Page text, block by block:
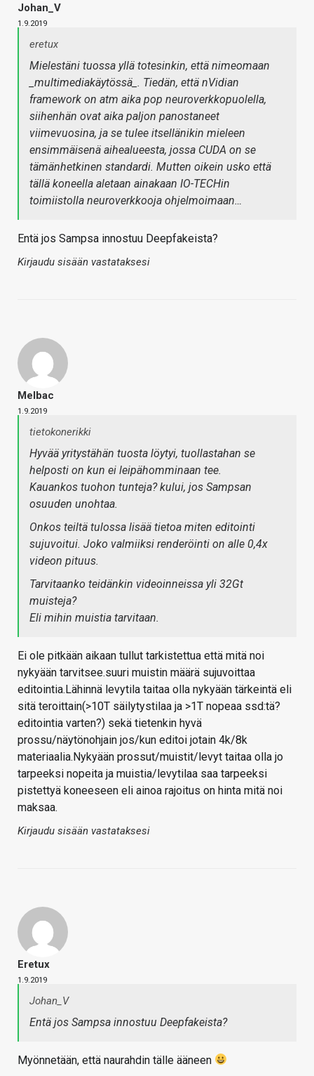
Johan_V
1.9.2019
eretux
Mielestäni tuossa yllä totesinkin, että nimeomaan
_multimediakäytössä_. Tiedän, että nVidian
framework on atm aika pop neuroverkkopuolella,
siihenhän ovat aika paljon panostaneet
viimevuosina, ja se tulee itsellänikin mieleen
ensimmäisenä aihealueesta, jossa CUDA on se
tämänhetkinen standardi. Mutten oikein usko että
tällä koneella aletaan ainakaan IO-TECHin
toimiistolla neuroverkkooja ohjelmoimaan…
Entä jos Sampsa innostuu Deepfakeista?
Kirjaudu sisään vastataksesi
Melbac
1.9.2019
tietokonerikki
Hyvää yritystähän tuosta löytyi, tuollastahan se
helposti on kun ei leipähomminaan tee.
Kauankos tuohon tunteja? kului, jos Sampsan
osuuden unohtaa.
Onkos teiltä tulossa lisää tietoa miten editointi
sujuvoitui. Joko valmiiksi renderöinti on alle 0,4x
videon pituus.
Tarvitaanko teidänkin videoinneissa yli 32Gt
muisteja?
Eli mihin muistia tarvitaan.
Ei ole pitkään aikaan tullut tarkistettua että mitä noi
nykyään tarvitsee.suuri muistin määrä sujuvoittaa
editointia.Lähinnä levytila taitaa olla nykyään tärkeintä eli
sitä teroittain(>10T säilytystilaa ja >1T nopeaa ssd:tä?
editointia varten?) sekä tietenkin hyvä
prossu/näytönohjain jos/kun editoi jotain 4k/8k
materiaalia.Nykyään prossut/muistit/levyt taitaa olla jo
tarpeeksi nopeita ja muistia/levytilaa saa tarpeeksi
pistettyä koneeseen eli ainoa rajoitus on hinta mitä noi
maksaa.
Kirjaudu sisään vastataksesi
Eretux
1.9.2019
Johan_V
Entä jos Sampsa innostuu Deepfakeista?
Myönnetään, että naurahdin tälle ääneen